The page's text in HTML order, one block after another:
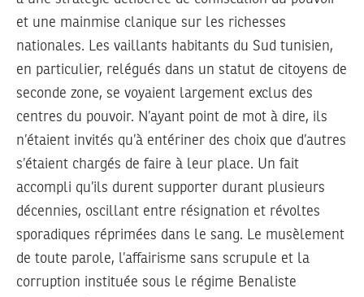
et une mainmise clanique sur les richesses
nationales. Les vaillants habitants du Sud tunisien,
en particulier, relégués dans un statut de citoyens de
seconde zone, se voyaient largement exclus des
centres du pouvoir. N’ayant point de mot à dire, ils
n’étaient invités qu’à entériner des choix que d’autres
s’étaient chargés de faire à leur place. Un fait
accompli qu’ils durent supporter durant plusieurs
décennies, oscillant entre résignation et révoltes
sporadiques réprimées dans le sang. Le musèlement
de toute parole, l’affairisme sans scrupule et la
corruption instituée sous le régime Benaliste